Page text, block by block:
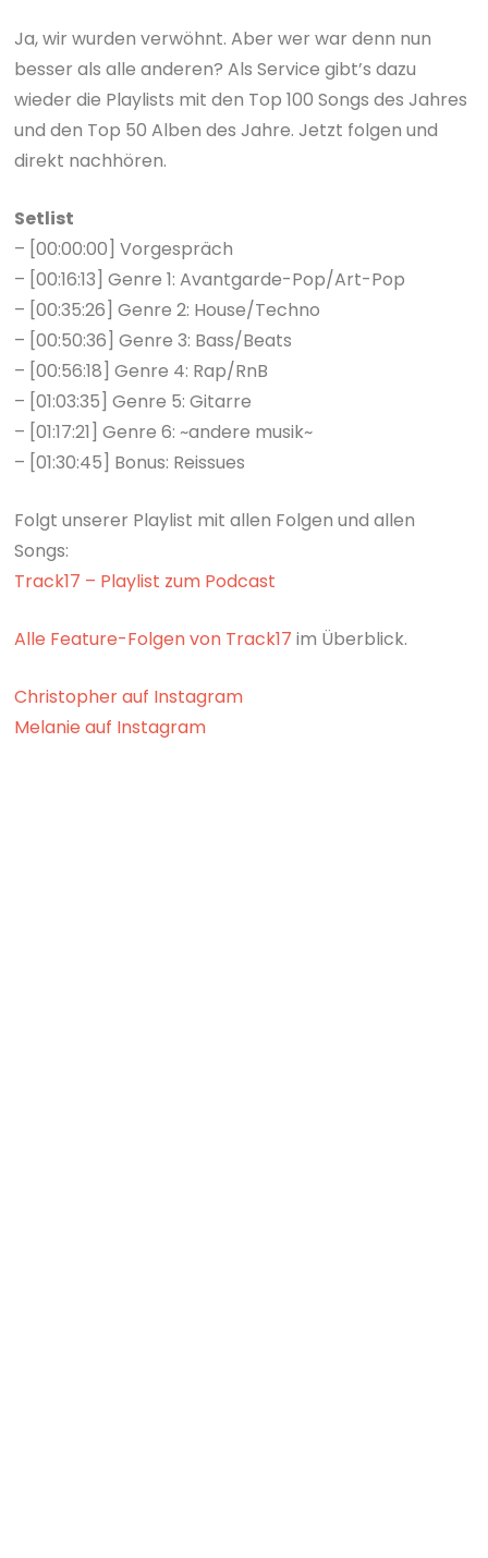
Ja, wir wurden verwöhnt. Aber wer war denn nun
besser als alle anderen? Als Service gibt’s dazu
wieder die Playlists mit den Top 100 Songs des Jahres
und den Top 50 Alben des Jahre. Jetzt folgen und
direkt nachhören.
Setlist
– [00:00:00] Vorgespräch
– [00:16:13] Genre 1: Avantgarde-Pop/Art-Pop
– [00:35:26] Genre 2: House/Techno
– [00:50:36] Genre 3: Bass/Beats
– [00:56:18] Genre 4: Rap/RnB
– [01:03:35] Genre 5: Gitarre
– [01:17:21] Genre 6: ~andere musik~
– [01:30:45] Bonus: Reissues
Folgt unserer Playlist mit allen Folgen und allen
Songs:
Track17 – Playlist zum Podcast
Alle Feature-Folgen von Track17 im Überblick.
Christopher auf Instagram
Melanie auf Instagram